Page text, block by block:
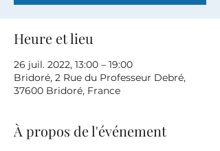
Heure et lieu
26 juil. 2022, 13:00 – 19:00
Bridoré, 2 Rue du Professeur Debré,
37600 Bridoré, France
À propos de l'événement